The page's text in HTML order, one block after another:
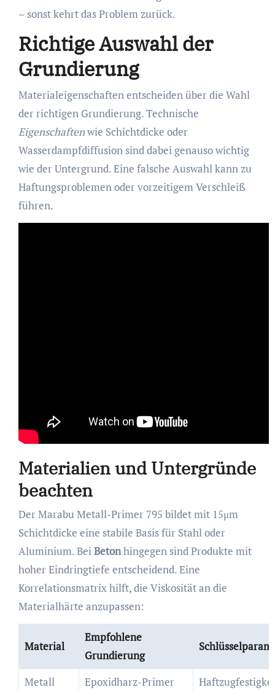
– sonst kehrt das Problem zurück.
Richtige Auswahl der
Grundierung
Materialeigenschaften entscheiden über die Wahl
der richtigen Grundierung. Technische
Eigenschaftenwie Schichtdicke oder
Wasserdampfdiffusion sind dabei genauso wichtig
wie der Untergrund. Eine falsche Auswahl kann zu
Haftungsproblemen oder vorzeitigem Verschleiß
führen.
Materialien und Untergründe
beachten
Der Marabu Metall-Primer 795 bildet mit 15μm
Schichtdicke eine stabile Basis für Stahl oder
Aluminium. BeiBetonhingegen sind Produkte mit
hoher Eindringtiefe entscheidend. Eine
Korrelationsmatrix hilft, die Viskosität an die
Materialhärte anzupassen:
Material
Empfohlene
Grundierung
Metall Epoxidharz-Primer